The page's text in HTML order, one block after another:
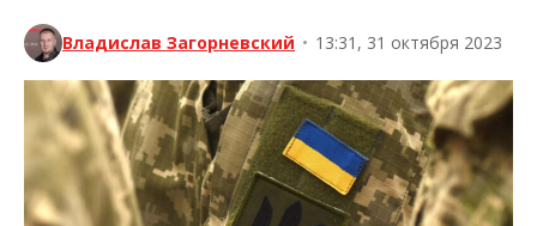
Владислав Загорневский • 13:31, 31 октября 2023